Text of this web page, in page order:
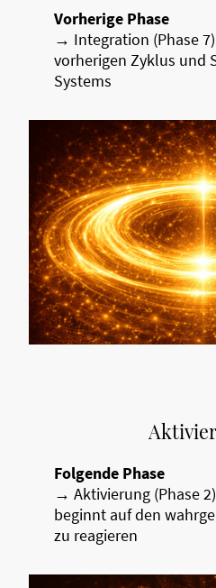
Vorherige Phase
→ Integration (Phase
vorherigen Zyklus und
Systems
Folgende Phase
→ Aktivierung (Phase
beginnt auf den
zu reagieren